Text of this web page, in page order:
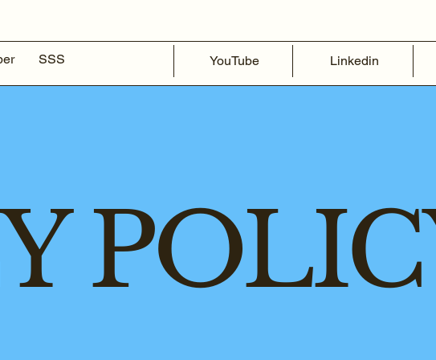
SSS YouTube Linkedin